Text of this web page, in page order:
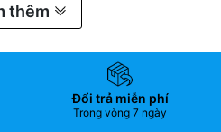
sử dụng. Việc phân loại danh
so sánh, tiết kiệm thời gian tìm
xưởng sản xuất hoặc doanh
được cập nhật thường xuyên với
và tính năng, nhằm đáp ứng xu
thêm
Đổi trả miễn phí
Trong vòng 7 ngày